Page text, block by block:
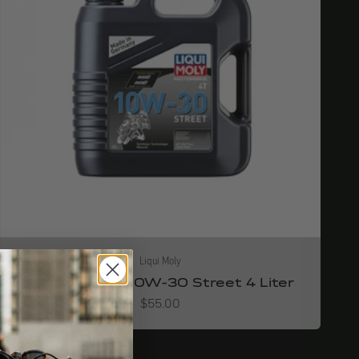
Liqui Moly
Motorbike 4T 10W-30 Street 4 Liter
Angebot
$55.00